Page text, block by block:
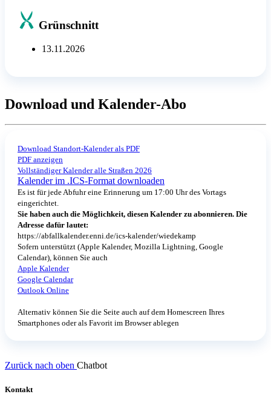
Grünschnitt
13.11.2026
Download und Kalender-Abo
Download Standort-Kalender als PDF
PDF anzeigen
Vollständiger Kalender alle Straßen 2026
Kalender im .ICS-Format downloaden
Es ist für jede Abfuhr eine Erinnerung um 17:00 Uhr des Vortags
eingerichtet.
Sie haben auch die Möglichkeit, diesen Kalender zu abonnieren. Die
Adresse dafür lautet:
https://abfallkalender.enni.de/ics-kalender/wiedekamp
Sofern unterstützt (Apple Kalender, Mozilla Lightning, Google
Calendar), können Sie auch
Apple Kalender
Google Calendar
Outlook Online
Alternativ können Sie die Seite auch auf dem Homescreen Ihres
Smartphones oder als Favorit im Browser ablegen
Zurück nach oben Chatbot
Kontakt